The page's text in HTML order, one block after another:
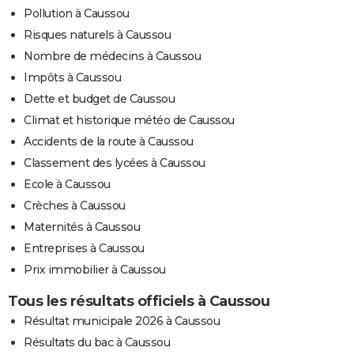
Pollution à Caussou
Risques naturels à Caussou
Nombre de médecins à Caussou
Impôts à Caussou
Dette et budget de Caussou
Climat et historique météo de Caussou
Accidents de la route à Caussou
Classement des lycées à Caussou
Ecole à Caussou
Crèches à Caussou
Maternités à Caussou
Entreprises à Caussou
Prix immobilier à Caussou
Tous les résultats officiels à Caussou
Résultat municipale 2026 à Caussou
Résultats du bac à Caussou